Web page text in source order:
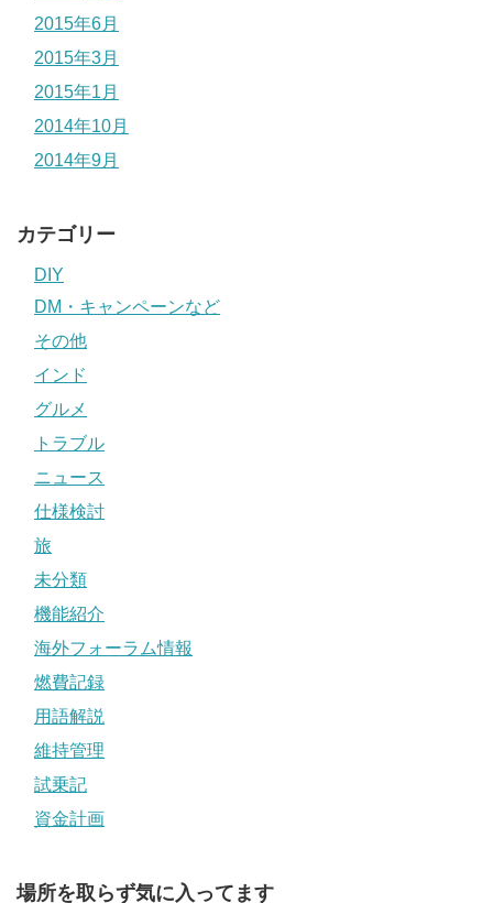
2015年6月
2015年3月
2015年1月
2014年10月
2014年9月
カテゴリー
DIY
DM・キャンペーンなど
その他
インド
グルメ
トラブル
ニュース
仕様検討
旅
未分類
機能紹介
海外フォーラム情報
燃費記録
用語解説
維持管理
試乗記
資金計画
場所を取らず気に入ってます